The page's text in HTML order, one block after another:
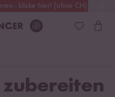
- klicke hier! (ohne CH)
Alle Zölle & Steuern inklusive
zubereiten